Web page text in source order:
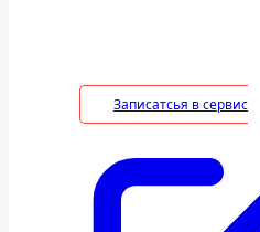
Записатсья в сервис